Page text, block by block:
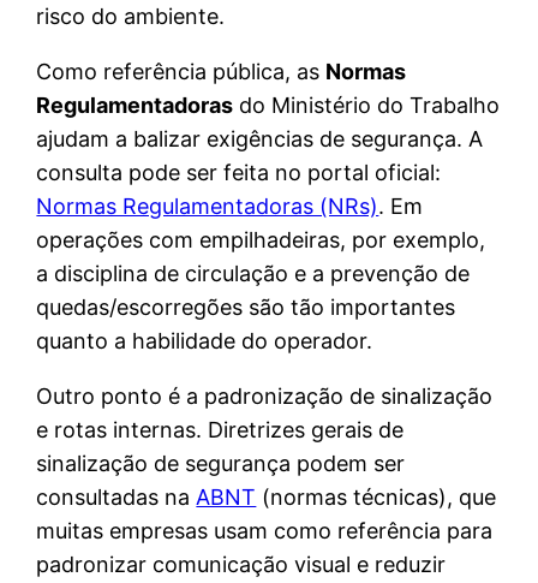
risco do ambiente.
Como referência pública, as Normas
Regulamentadoras do Ministério do Trabalho
ajudam a balizar exigências de segurança. A
consulta pode ser feita no portal oficial:
Normas Regulamentadoras (NRs). Em
operações com empilhadeiras, por exemplo,
a disciplina de circulação e a prevenção de
quedas/escorregões são tão importantes
quanto a habilidade do operador.
Outro ponto é a padronização de sinalização
e rotas internas. Diretrizes gerais de
sinalização de segurança podem ser
consultadas na ABNT (normas técnicas), que
muitas empresas usam como referência para
padronizar comunicação visual e reduzir